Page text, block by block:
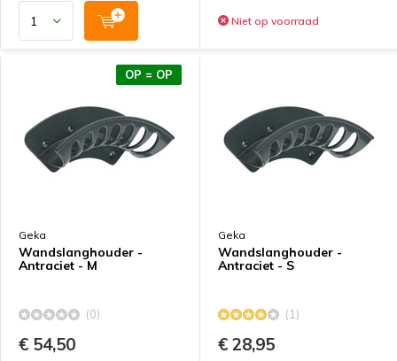
Niet op voorraad
Geka
Wandslanghouder -
Antraciet - M
OP = OP
(0)
€ 54,50
Geka
Wandslanghouder -
Antraciet - S
(1)
€ 28,95